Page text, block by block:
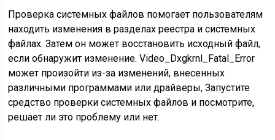
Проверка системных файлов помогает пользователям
находить изменения в разделах реестра и системных
файлах. Затем он может восстановить исходный файл,
если обнаружит изменение. Video_Dxgkrnl_Fatal_Error
может произойти из-за изменений, внесенных
различными программами или драйверы, Запустите
средство проверки системных файлов и посмотрите,
решает ли это проблему или нет.